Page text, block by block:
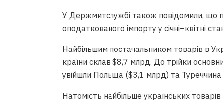
У Держмитслужбі також повідомили, що
оподаткованого імпорту у січні–квітні
Найбільшим постачальником товарів в
країни склав $8,7 млрд. До трійки
увійшли Польща ($3,1 млрд) та
Натомість найбільше українських